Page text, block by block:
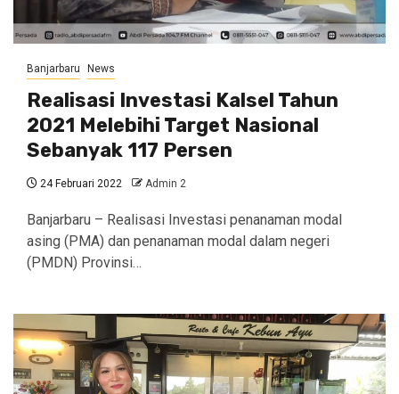
Banjarbaru News
Realisasi Investasi Kalsel Tahun
2021 Melebihi Target Nasional
Sebanyak 117 Persen
24 Februari 2022 Admin 2
Banjarbaru – Realisasi Investasi penanaman modal
asing (PMA) dan penanaman modal dalam negeri
(PMDN) Provinsi…